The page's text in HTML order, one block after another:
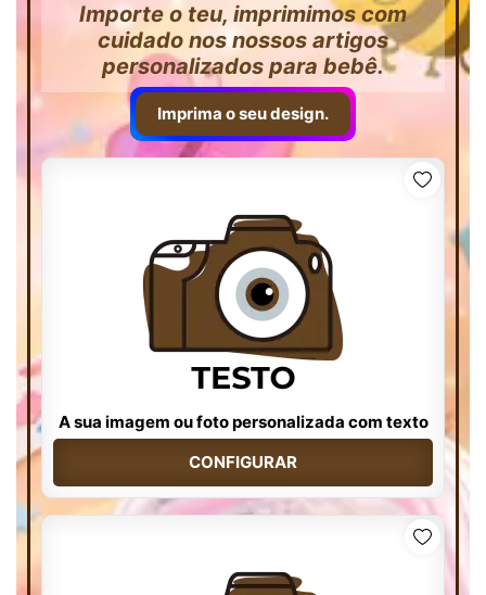
Importe o teu, imprimimos com
cuidado nos nossos artigos
personalizados para bebê.
Imprima o seu design.
A sua imagem ou foto personalizada com texto
CONFIGURAR